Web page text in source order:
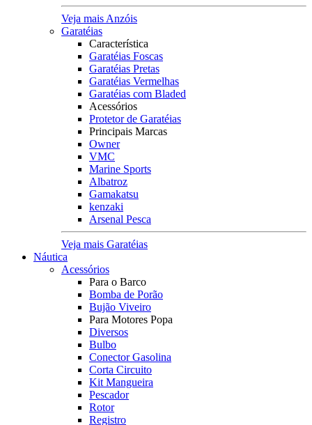
Veja mais Anzóis
Garatéias
Característica
Garatéias Foscas
Garatéias Pretas
Garatéias Vermelhas
Garatéias com Bladed
Acessórios
Protetor de Garatéias
Principais Marcas
Owner
VMC
Marine Sports
Albatroz
Gamakatsu
kenzaki
Arsenal Pesca
Veja mais Garatéias
Náutica
Acessórios
Para o Barco
Bomba de Porão
Bujão Viveiro
Para Motores Popa
Diversos
Bulbo
Conector Gasolina
Corta Circuito
Kit Mangueira
Pescador
Rotor
Registro